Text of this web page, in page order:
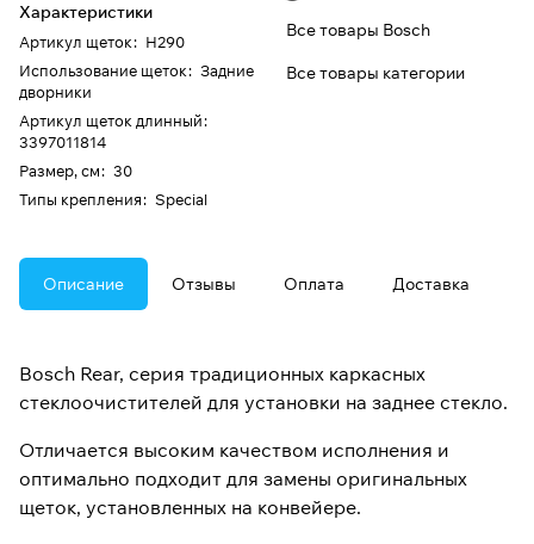
Характеристики
Артикул щеток: H290
Использование щеток: Задние
дворники
Артикул щеток длинный:
3397011814
Размер, см: 30
Типы крепления: Special
Все товары Bosch
Все товары категории
Описание Отзывы Оплата Доставка
Bosch Rear, серия традиционных каркасных
стеклоочистителей для установки на заднее стекло.
Отличается высоким качеством исполнения и
оптимально подходит для замены оригинальных
щеток, установленных на конвейере.